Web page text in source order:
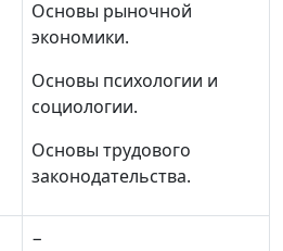
Основы рыночной
экономики.
Основы психологии и
социологии.
Основы трудового
законодательства.
−